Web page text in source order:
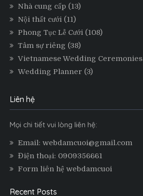
Nhà cung cấp (13)
Nội thất cưới (11)
Phong Tục Lễ Cưới (108)
Tâm sự riêng (38)
Vietnamese Wedding Ceremonies
Wedding Planner (3)
Liên hệ
Mọi chi tiết vui lòng liên hệ:
Email: webdamcuoi@gmail.com
Điện thoại: 0909356661
Form liên hệ webdamcuoi
Recent Posts